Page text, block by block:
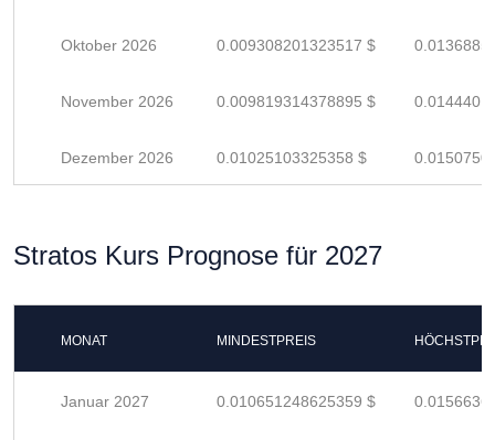
Oktober 2026 0.009308201323517 $
November 2026 0.009819314378895 $
Dezember 2026 0.01025103325358 $
Stratos Kurs Prognose für 2027
MONAT MINDESTPREIS
Januar 2027 0.010651248625359 $